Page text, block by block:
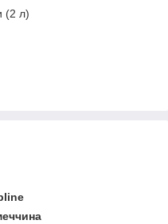
(2 л)